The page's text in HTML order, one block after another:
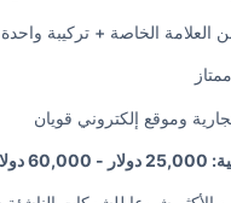
العلامة الخاصة + تركيبة
وموقع إلكتروني قويان
دولار